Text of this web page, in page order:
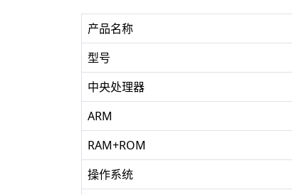
产品名称
型号
中央处理器
ARM
RAM+ROM
操作系统